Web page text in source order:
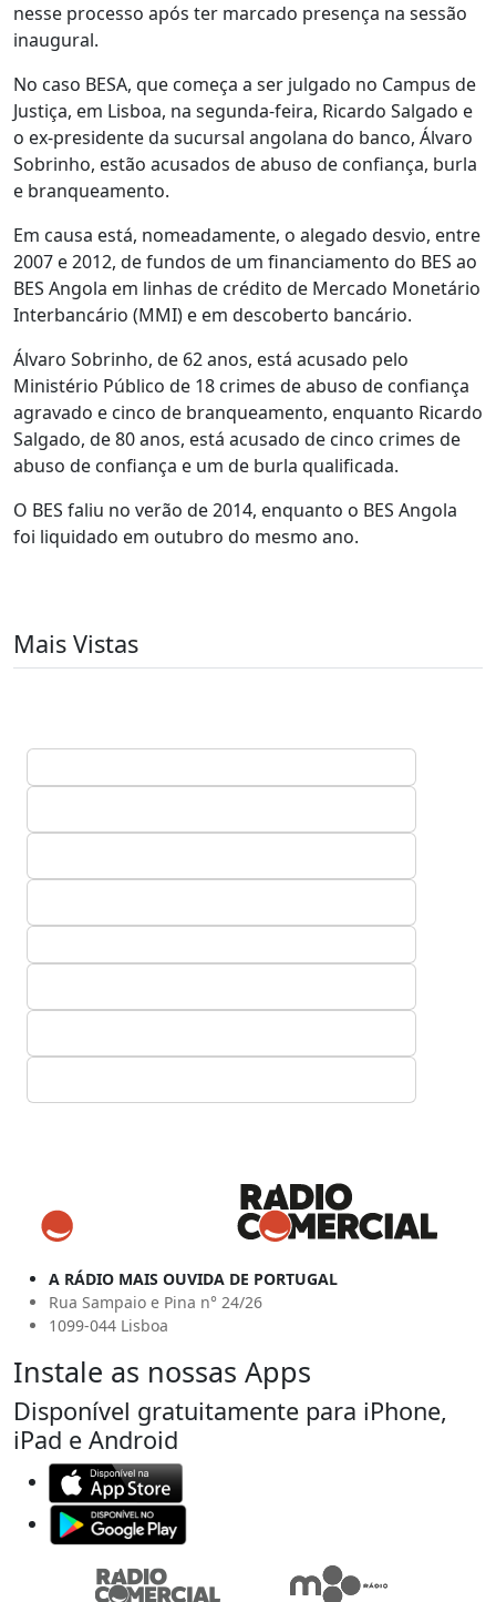
nesse processo após ter marcado presença na sessão
inaugural.
No caso BESA, que começa a ser julgado no Campus de
Justiça, em Lisboa, na segunda-feira, Ricardo Salgado e
o ex-presidente da sucursal angolana do banco, Álvaro
Sobrinho, estão acusados de abuso de confiança, burla
e branqueamento.
Em causa está, nomeadamente, o alegado desvio, entre
2007 e 2012, de fundos de um financiamento do BES ao
BES Angola em linhas de crédito de Mercado Monetário
Interbancário (MMI) e em descoberto bancário.
Álvaro Sobrinho, de 62 anos, está acusado pelo
Ministério Público de 18 crimes de abuso de confiança
agravado e cinco de branqueamento, enquanto Ricardo
Salgado, de 80 anos, está acusado de cinco crimes de
abuso de confiança e um de burla qualificada.
O BES faliu no verão de 2014, enquanto o BES Angola
foi liquidado em outubro do mesmo ano.
Mais Vistas
A RÁDIO MAIS OUVIDA DE PORTUGAL
Rua Sampaio e Pina n° 24/26
1099-044 Lisboa
Instale as nossas Apps
Disponível gratuitamente para iPhone,
iPad e Android